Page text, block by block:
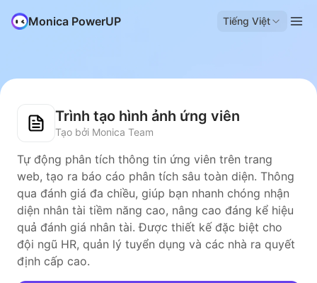
Monica PowerUP Tiếng Việt
Trình tạo hình ảnh ứng viên
Tạo bởi Monica Team
Tự động phân tích thông tin ứng viên trên trang
web, tạo ra báo cáo phân tích sâu toàn diện. Thông
qua đánh giá đa chiều, giúp bạn nhanh chóng nhận
diện nhân tài tiềm năng cao, nâng cao đáng kể hiệu
quả đánh giá nhân tài. Được thiết kế đặc biệt cho
đội ngũ HR, quản lý tuyển dụng và các nhà ra quyết
định cấp cao.